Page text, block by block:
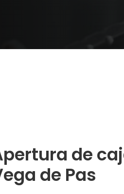
de
de Pas